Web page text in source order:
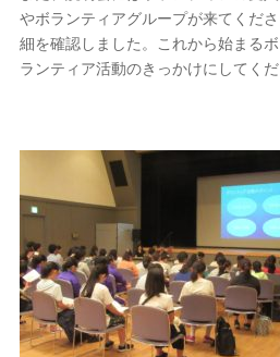
やボランティアグループが来てくだ
細を確認しました。これから始まる
ランティア活動のきっかけにしてくだ